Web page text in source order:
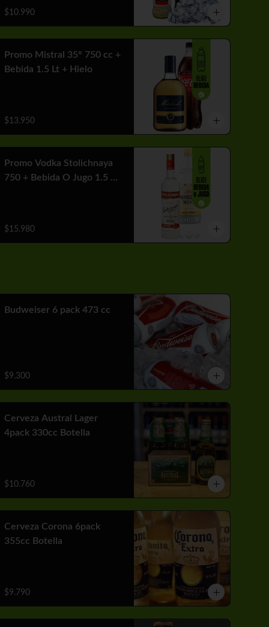
$10.990
Promo Mistral 35° 750 cc +
Bebida 1.5 Lt + Hielo
$13.950
Promo Vodka Stolichnaya
750 + Bebida O Jugo 1.5 Lt
$15.980
Budweiser 6 pack 473 cc
$9.300
Cerveza Austral Lager
4pack 330cc Botella
$10.760
Cerveza Corona 6pack
355cc Botella
$9.790